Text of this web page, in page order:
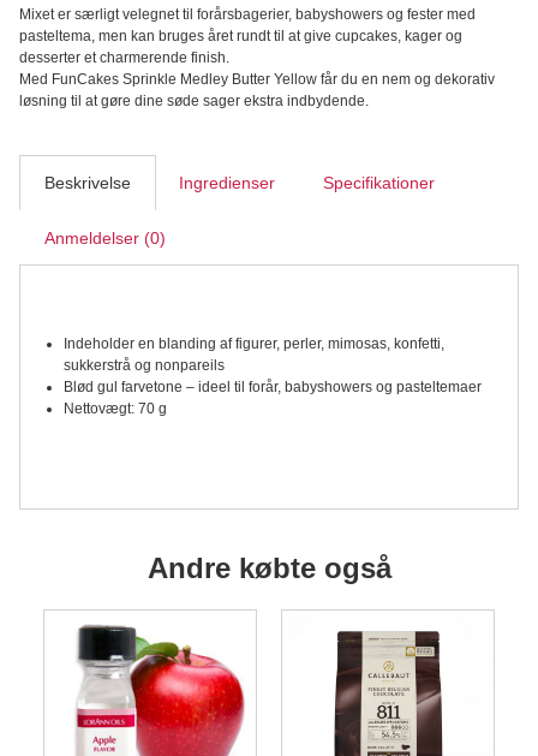
antal
Mixet er særligt velegnet til forårsbagerier, babyshowers og fester med
pasteltema, men kan bruges året rundt til at give cupcakes, kager og
desserter et charmerende finish.
Med FunCakes Sprinkle Medley Butter Yellow får du en nem og dekorativ
løsning til at gøre dine søde sager ekstra indbydende.
Beskrivelse Ingredienser Specifikationer
Anmeldelser (0)
Indeholder en blanding af figurer, perler, mimosas, konfetti,
sukkerstrå og nonpareils
Blød gul farvetone – ideel til forår, babyshowers og pasteltemaer
Nettovægt: 70 g
Andre købte også